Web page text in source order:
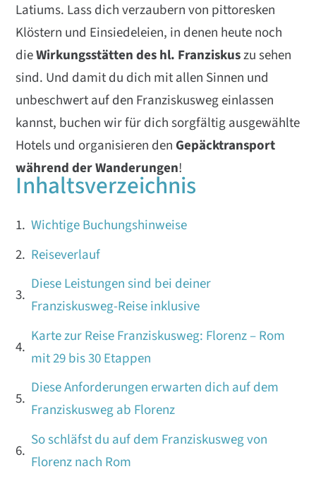
Latiums. Lass dich verzaubern von pittoresken
Klöstern und Einsiedeleien, in denen heute noch
dieWirkungsstätten des hl. Franziskuszu sehen
sind. Und damit du dich mit allen Sinnen und
unbeschwert auf den Franziskusweg einlassen
kannst, buchen wir für dich sorgfältig ausgewählte
Hotels und organisieren den Gepäcktransport
während der Wanderungen!
Inhaltsverzeichnis
Wichtige Buchungshinweise
Reiseverlauf
Diese Leistungen sind bei deiner
Franziskusweg-Reise inklusive
Karte zur Reise Franziskusweg: Florenz – Rom
mit 29 bis 30 Etappen
Diese Anforderungen erwarten dich auf dem
Franziskusweg ab Florenz
So schläfst du auf dem Franziskusweg von
Florenz nach Rom